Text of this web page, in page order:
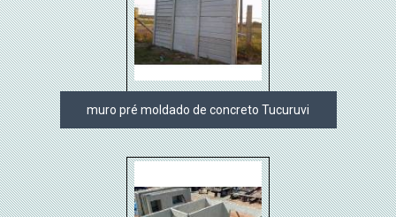
muro pré moldado de concreto Tucuruvi